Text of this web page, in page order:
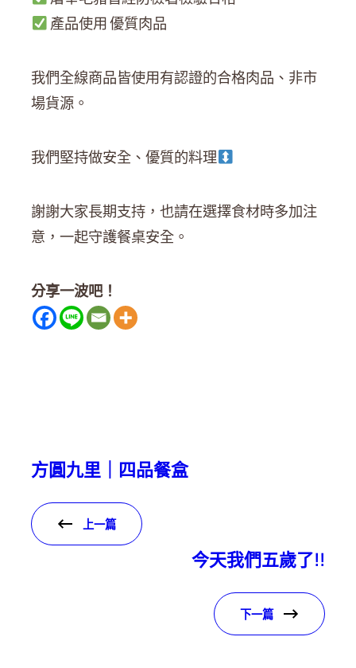
產品使用 優質肉品
我們全線商品皆使用有認證的合格肉品、非市
場貨源。
我們堅持做安全、優質的料理‍
謝謝大家長期支持，也請在選擇食材時多加注
意，一起守護餐桌安全。
分享一波吧！
方圓九里｜四品餐盒
上一篇
今天我們五歲了!!
下一篇